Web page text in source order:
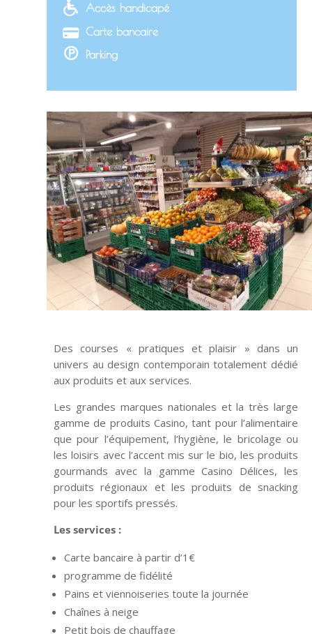
Accès handicapé
Carte bancaire
Parking
Des courses « pratiques et plaisir » dans un
univers au design contemporain totalement dédié
aux produits et aux services.
Les grandes marques nationales et la très large
gamme de produits Casino, tant pour l’alimentaire
que pour l’équipement, l’hygiène, le bricolage ou
les loisirs avec l’accent mis sur le bio, les produits
gourmands avec la gamme Casino Délices, les
produits régionaux et les produits de snacking
pour les sportifs pressés.
Les services :
Carte bancaire à partir d’1€
programme de fidélité
Pains et viennoiseries toute la journée
Chaînes à neige
Petit bois de chauffage